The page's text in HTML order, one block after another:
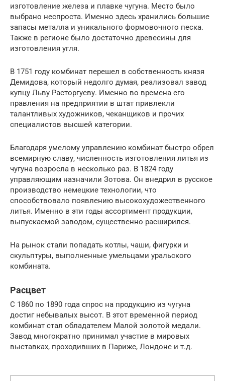
изготовление железа и плавке чугуна. Место было
выбрано неспроста. Именно здесь хранились большие
запасы металла и уникального формовочного песка.
Также в регионе было достаточно древесины для
изготовления угля.
В 1751 году комбинат перешел в собственность князя
Демидова, который недолго думая, реализовал завод
купцу Льву Расторгуеву. Именно во времена его
правления на предприятии в штат привлекли
талантливых художников, чеканщиков и прочих
специалистов высшей категории.
Благодаря умелому управлению комбинат быстро обрел
всемирную славу, численность изготовления литья из
чугуна возросла в несколько раз. В 1824 году
управляющим назначили Зотова. Он внедрил в русское
производство немецкие технологии, что
способствовало появлению высокохудожественного
литья. Именно в эти годы ассортимент продукции,
выпускаемой заводом, существенно расширился.
На рынок стали попадать котлы, чаши, фигурки и
скульптуры, выполненные умельцами уральского
комбината.
Расцвет
С 1860 по 1890 года спрос на продукцию из чугуна
достиг небывалых высот. В этот временной период
комбинат стал обладателем Малой золотой медали.
Завод многократно принимал участие в мировых
выставках, проходивших в Париже, Лондоне и т.д.